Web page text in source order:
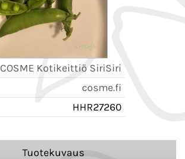
COSME Kotikeittiö SiriSiri
cosme.fi
HHR27260
Tuotekuvaus